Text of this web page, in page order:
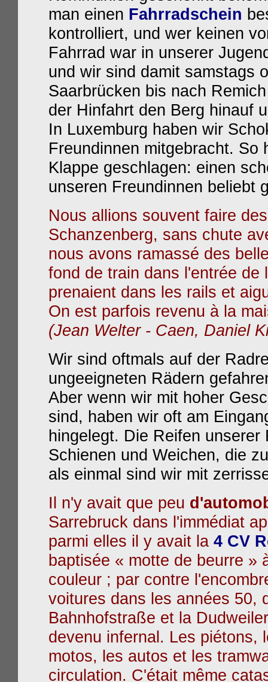
man einen Fahrradschein
kontrolliert, und wer keinen
Fahrrad war in unserer
und wir sind damit samstags
Saarbrücken bis nach
der Hinfahrt den Berg hinauf
In Luxemburg haben wir
Freundinnen mitgebracht. So
Klappe geschlagen: einen
unseren Freundinnen beliebt
Nous allions souvent faire
Schanzenberg, sans chute
nous avons ramassé des
fond de train dans l'entrée
prenaient dans les rails et
On est parfois revenu à la
(Jean Welter - Caen, Daniel
Wir sind oftmals auf der
ungeeigneten Rädern
Aber wenn wir mit hoher
sind, haben wir oft am
hingelegt. Die Reifen
Schienen und Weichen, die
als einmal sind wir mit
Il n'y avait que peu
Sarrebruck dans l'immédiat
parmi elles il y avait la 4 CV
baptisée « motte de beurre »
couleur ; par contre
voitures dans les années 50,
Bahnhofstraße et la
devenu infernal. Les piétons,
motos, les autos et les
circulation. C'était même